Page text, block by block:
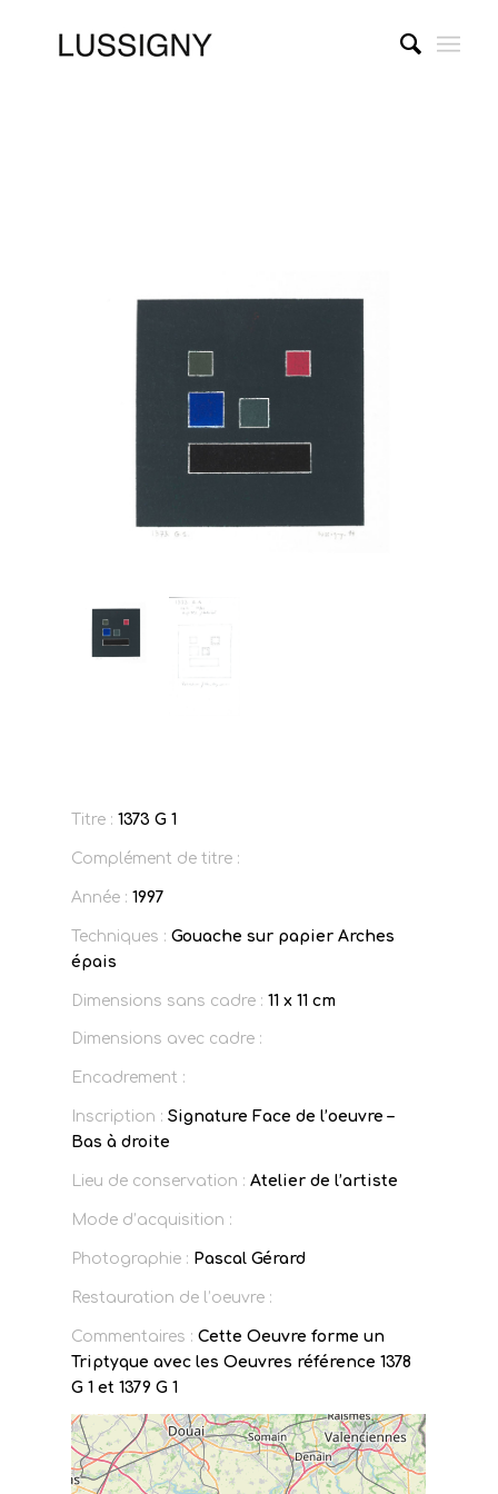
Titre : 1373 G 1
Complément de titre :
Année : 1997
Techniques : Gouache sur papier Arches
épais
Dimensions sans cadre : 11 x 11 cm
Dimensions avec cadre :
Encadrement :
Inscription : Signature Face de l’oeuvre –
Bas à droite
Lieu de conservation : Atelier de l’artiste
Mode d’acquisition :
Photographie : Pascal Gérard
Restauration de l’oeuvre :
Commentaires : Cette Oeuvre forme un
Triptyque avec les Oeuvres référence 1378
G 1 et 1379 G 1